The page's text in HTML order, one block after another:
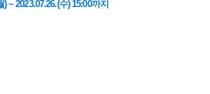
~ 2023.07.26.(수) 15:00까지